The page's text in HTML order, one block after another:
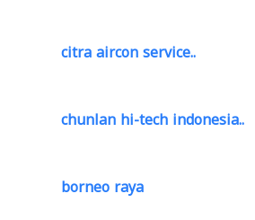
citra aircon service..
chunlan hi-tech indonesia..
borneo raya